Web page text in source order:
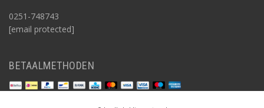
0251-748743
[email protected]
BETAALMETHODEN